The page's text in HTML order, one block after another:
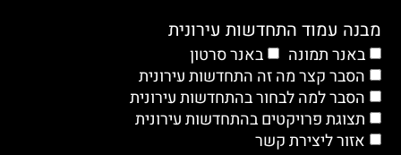
מבנה עמוד התחדשות עירונית
באנר תמונה
באנר סרטון
הסבר קצר מה זה התחדשות עירונית
הסבר למה לבחור בהתחדשות עירונית
תצוגת פרויקטים בהתחדשות עירונית
אזור ליצירת קשר